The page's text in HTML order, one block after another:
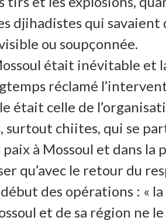
djihadistes qui
ou soupçonnée.
était inévitable et
réclamé
était celle de
surtout chiites, qui se
à Mossoul et dans la
qu’avec le retour du
des opérations : «
et de sa région ne